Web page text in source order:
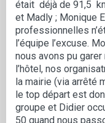
était déjà de 91,5
et Madly ; Monique
professionnelles
l’équipe l’excuse.
nous avons pu
l’hôtel, nos
la mairie (via arrêté
le top départ est
groupe et Didier
50 quand nous